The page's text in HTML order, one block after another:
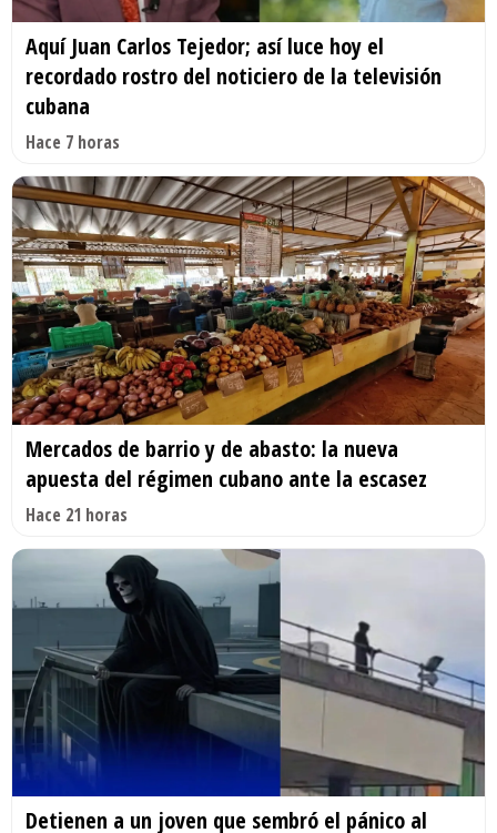
Aquí Juan Carlos Tejedor; así luce hoy el
recordado rostro del noticiero de la televisión
cubana
Hace 7 horas
Mercados de barrio y de abasto: la nueva
apuesta del régimen cubano ante la escasez
Hace 21 horas
Detienen a un joven que sembró el pánico al